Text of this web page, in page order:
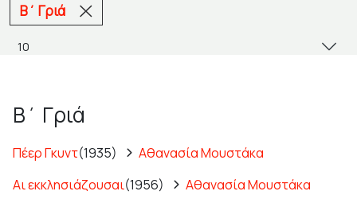
Β΄ Γριά
Β΄ Γριά
Πέερ Γκυντ(1935)
Αθανασία Μουστάκα
Αι εκκλησιάζουσαι(1956)
Αθανασία Μουστάκα